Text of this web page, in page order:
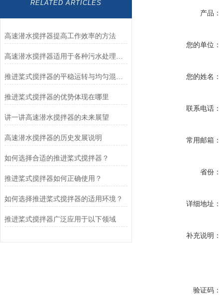
RELATED ARTICLES
高速潜水搅拌器提高工作效率的方法
推进桨式搅拌器的优势体现在哪里
讲一讲高速潜水搅拌器的未来展望
高速潜水搅拌器的历史发展说明
如何选择合适的推进桨式搅拌器？
推进桨式搅拌器如何正确使用？
如何选择推进桨式搅拌器的适用环境？
推进桨式搅拌器广泛应用于以下领域
产品：
您的单位：
您的姓名：
联系电话：
常用邮箱：
省份：
详细地址：
补充说明：
验证码：